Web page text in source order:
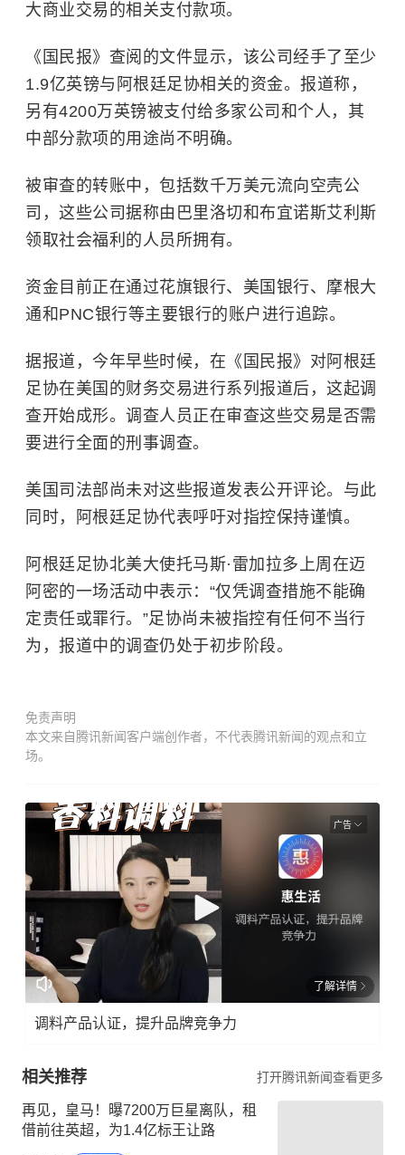
大商业交易的相关支付款项。
《国民报》查阅的文件显示，该公司经手了至少
1.9亿英镑与阿根廷足协相关的资金。报道称，
另有4200万英镑被支付给多家公司和个人，其
中部分款项的用途尚不明确。
被审查的转账中，包括数千万美元流向空壳公
司 ，这些公司据称由巴里洛切和布宜诺斯艾利斯
领取社会福利的人员所拥有。
资金目前正在通过花旗银行、美国银行、 摩根大
通和PNC银行等主要银行的账户进行追踪。
据报道，今年早些时候，在《国民报》对阿根廷
足协在美国的财务交易进行系列报道后，这起调
查开始成形。调查人员正在审查这些交易是否需
要进行全面的刑事调查。
美国司法部尚未对这些报道发表公开评论。与此
同时，阿根廷足协代表呼吁对指控保持谨慎。
阿根廷足协北美大使托马斯·雷加拉多上周在迈
阿密的一场活动中表示：“仅凭调查措施不能确
定责任或罪行。”足协尚未被指控有任何不当行
为，报道中的调查仍处于初步阶段。
免责声明
本文来自腾讯新闻客户端创作者，不代表腾讯新闻的观点和立
场。
广告
了解详情
调料产品认证，提升品牌竞争力
相关推荐 打开腾讯新闻查看更多
再见，皇马！曝7200万巨星离队，租
借前往英超，为1.4亿标王让路